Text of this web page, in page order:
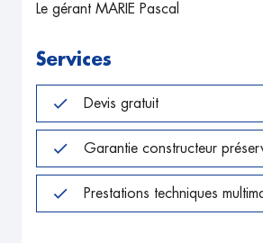
Le gérant MARIE Pascal
Services
Devis gratuit
Garantie constructeur
Prestations techniques